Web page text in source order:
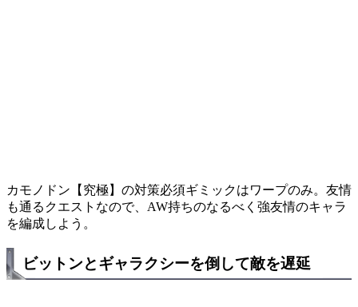
カモノドン【究極】の対策必須ギミックはワープのみ。友情
も通るクエストなので、AW持ちのなるべく強友情のキャラ
を編成しよう。
ビットンとギャラクシーを倒して敵を遅延